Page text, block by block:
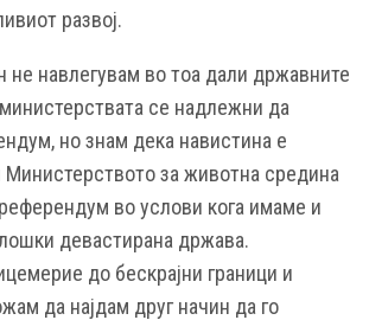
развој.
не навлегувам во тоа дали државните
се надлежни да
но знам дека навистина е
Министерството за животна средина
во услови кога имаме и
девастирана држава.
до бескрајни граници и
да најдам друг начин да го